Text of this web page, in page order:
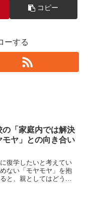
コピー
ーする
の「家庭内では解決
モヤ」との向き合い
復学したいと考えてい
ない「モヤモヤ」を抱
と、親としてはどう助